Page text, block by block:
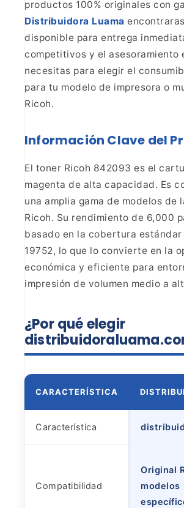
productos 100% originales con
Distribuidora Luama
disponible para entrega
competitivos y el asesoramiento
necesitas para elegir el
para tu modelo de impresora o
Ricoh.
Información Clave del
El toner Ricoh 842093 es el
magenta de alta capacidad. Es
una amplia gama de modelos de
Ricoh. Su rendimiento de 6,000
basado en la cobertura estándar
19752, lo que lo convierte en la
económica y eficiente para
impresión de volumen medio a
¿Porqué elegir
CARACTERÍSTICA
Característica
Compatibilidad
Original
modelos